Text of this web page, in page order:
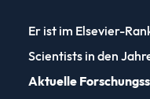
Er ist im Elsevier-
Scientists in den
Aktuelle